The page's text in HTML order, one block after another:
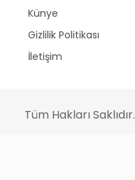
Künye
Gizlilik Politikası
İletişim
Tüm Hakları Saklıdır.